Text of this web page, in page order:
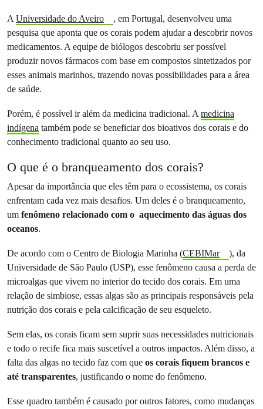
AUniversidade do Aveiro
, em Portugal, desenvolveu uma
pesquisa que aponta que os corais podem ajudar a descobrir novos
medicamentos. A equipe de biólogos descobriu ser possível
produzir novos fármacos com base em compostos sintetizados por
esses animais marinhos, trazendo novas possibilidades para a área
de saúde.
Porém, é possível ir além da medicina tradicional. Amedicina
indígena também pode se beneficiar dos bioativos dos corais e do
conhecimento tradicional quanto ao seu uso.
O que é o branqueamento dos corais?
Apesar da importância que eles têm para o ecossistema, os corais
enfrentam cada vez mais desafios. Um deles é o branqueamento,
um fenômeno relacionado com o aquecimento das águas dos
oceanos.
De acordo com o Centro de Biologia Marinha (CEBIMar
), da
Universidade de São Paulo (USP), esse fenômeno causa a perda de
microalgas que vivem no interior do tecido dos corais. Em uma
relação de simbiose, essas algas são as principais responsáveis pela
nutrição dos corais e pela calcificação de seu esqueleto.
Sem elas, os corais ficam sem suprir suas necessidades nutricionais
e todo o recife fica mais suscetível a outros impactos. Além disso, a
falta das algas no tecido faz com que os corais fiquem brancos e
até transparentes, justificando o nome do fenômeno.
Esse quadro também é causado por outros fatores, como mudanças